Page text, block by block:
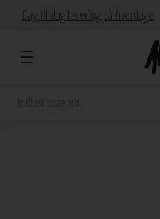
Dag til dag levering på hverdage